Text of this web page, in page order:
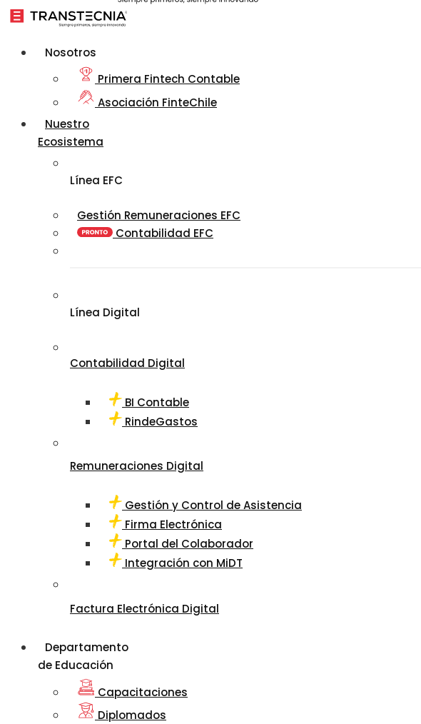
Nosotros
Primera Fintech Contable
Asociación FinteChile
Nuestro
Ecosistema
Línea EFC
Gestión Remuneraciones EFC
Contabilidad EFC
Línea Digital
Contabilidad Digital
BI Contable
RindeGastos
Remuneraciones Digital
Gestión y Control de Asistencia
Firma Electrónica
Portal del Colaborador
Integración con MiDT
Factura Electrónica Digital
Departamento
de Educación
Capacitaciones
Diplomados